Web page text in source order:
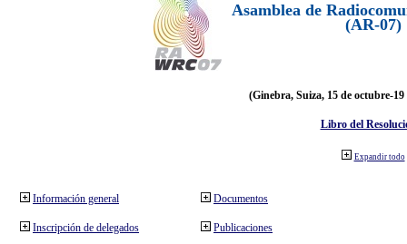
Asamblea de
(AR-07)
(Ginebra, Suiza, 15 de octubre-19
Libro del
Expandir todo
Información general
Inscripción de delegados
Documentos
Publicaciones